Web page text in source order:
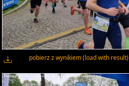
pobierz z wynikiem (load with result)